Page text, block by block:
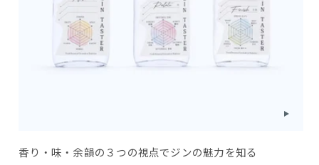
香り・味・余韻の３つの視点でジンの魅力を知る